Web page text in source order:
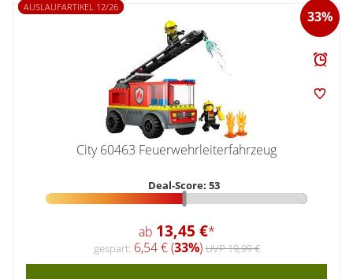
33%
AUSLAUFARTIKEL 12/26
City 60463 Feuerwehrleiterfahrzeug
Deal-Score: 53
ab 13,45 €*
gespart: 6,54 € (33%)UVP 19,99 €